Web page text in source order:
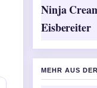
Ninja
Eisbereiter
MEHR AUS